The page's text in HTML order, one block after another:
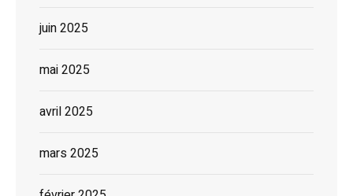
juin 2025
mai 2025
avril 2025
mars 2025